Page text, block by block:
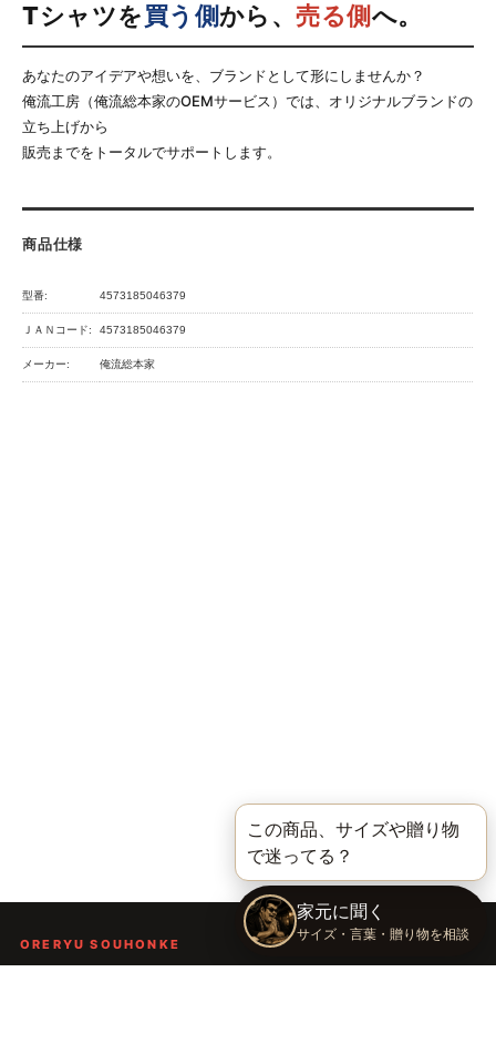
Tシャツを買う側から、売る側へ。
あなたのアイデアや想いを、ブランドとして形にしませんか？
俺流工房（俺流総本家のOEMサービス）では、オリジナルブランドの
立ち上げから
販売までをトータルでサポートします。
商品仕様
型番: 4573185046379
ＪＡＮコード: 4573185046379
メーカー: 俺流総本家
ORERYU SOUHONKE